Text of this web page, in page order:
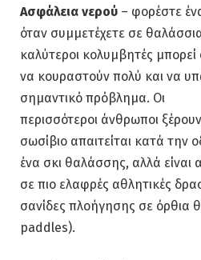
Ασφάλεια νερού – φορέστε
όταν συμμετέχετε σε
καλύτεροι κολυμβητές
να κουραστούν πολύ και να
σημαντικό πρόβλημα. Οι
περισσότεροι άνθρωποι ξέρουν
σωσίβιο απαιτείται κατά
ένα σκι θαλάσσης, αλλά είναι
σε πιο ελαφρές αθλητικές
σανίδες πλοήγησης σε όρθια
paddles).